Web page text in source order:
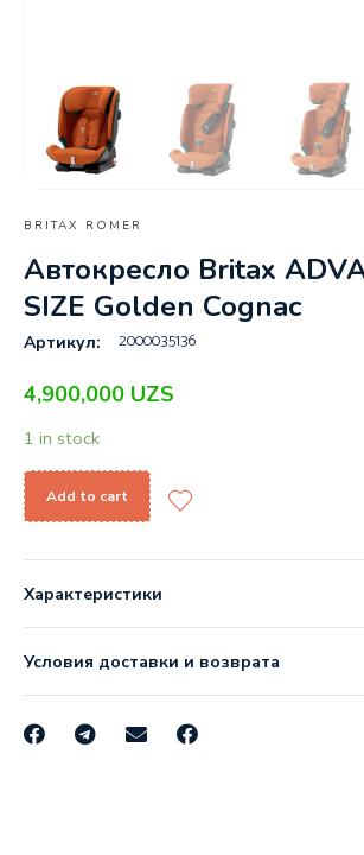
BRITAX ROMER
Автокресло Britax
SIZE Golden Cognac
Артикул: 2000035136
4,900,000 UZS
1 in stock
Add to cart
Характеристики
Условия доставки и возврата